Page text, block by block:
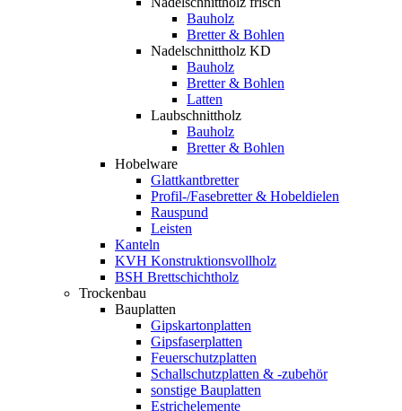
Bauholz
Bretter & Bohlen
Nadelschnittholz KD
Bauholz
Bretter & Bohlen
Latten
Laubschnittholz
Bauholz
Bretter & Bohlen
Hobelware
Glattkantbretter
Profil-/Fasebretter & Hobeldielen
Rauspund
Leisten
Kanteln
KVH Konstruktionsvollholz
BSH Brettschichtholz
Trockenbau
Bauplatten
Gipskartonplatten
Gipsfaserplatten
Feuerschutzplatten
Schallschutzplatten & -zubehör
sonstige Bauplatten
Estrichelemente